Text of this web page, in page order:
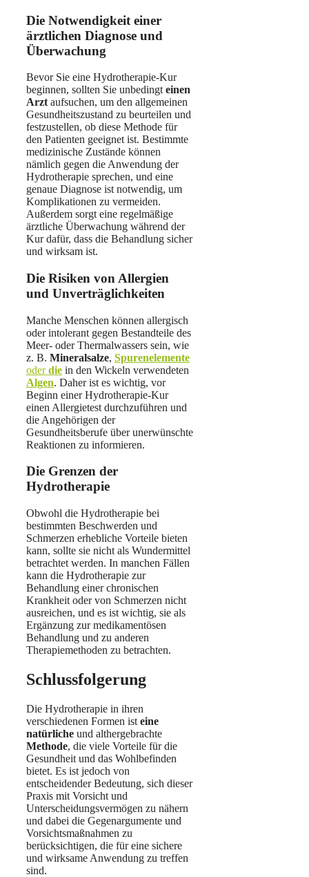
Die Notwendigkeit einer
ärztlichen Diagnose und
Überwachung
Bevor Sie eine Hydrotherapie-Kur
beginnen, sollten Sie unbedingt einen
Arzt aufsuchen, um den allgemeinen
Gesundheitszustand zu beurteilen und
festzustellen, ob diese Methode für
den Patienten geeignet ist. Bestimmte
medizinische Zustände können
nämlich gegen die Anwendung der
Hydrotherapie sprechen, und eine
genaue Diagnose ist notwendig, um
Komplikationen zu vermeiden.
Außerdem sorgt eine regelmäßige
ärztliche Überwachung während der
Kur dafür, dass die Behandlung sicher
und wirksam ist.
Die Risiken von Allergien
und Unverträglichkeiten
Manche Menschen können allergisch
oder intolerant gegen Bestandteile des
Meer- oder Thermalwassers sein, wie
z. B. Mineralsalze, Spurenelemente
oderdie in den Wickeln verwendeten
Algen. Daher ist es wichtig, vor
Beginn einer Hydrotherapie-Kur
einen Allergietest durchzuführen und
die Angehörigen der
Gesundheitsberufe über unerwünschte
Reaktionen zu informieren.
Die Grenzen der
Hydrotherapie
Obwohl die Hydrotherapie bei
bestimmten Beschwerden und
Schmerzen erhebliche Vorteile bieten
kann, sollte sie nicht als Wundermittel
betrachtet werden. In manchen Fällen
kann die Hydrotherapie zur
Behandlung einer chronischen
Krankheit oder von Schmerzen nicht
ausreichen, und es ist wichtig, sie als
Ergänzung zur medikamentösen
Behandlung und zu anderen
Therapiemethoden zu betrachten.
Schlussfolgerung
Die Hydrotherapie in ihren
verschiedenen Formen ist eine
natürliche und althergebrachte
Methode, die viele Vorteile für die
Gesundheit und das Wohlbefinden
bietet. Es ist jedoch von
entscheidender Bedeutung, sich dieser
Praxis mit Vorsicht und
Unterscheidungsvermögen zu nähern
und dabei die Gegenargumente und
Vorsichtsmaßnahmen zu
berücksichtigen, die für eine sichere
und wirksame Anwendung zu treffen
sind.